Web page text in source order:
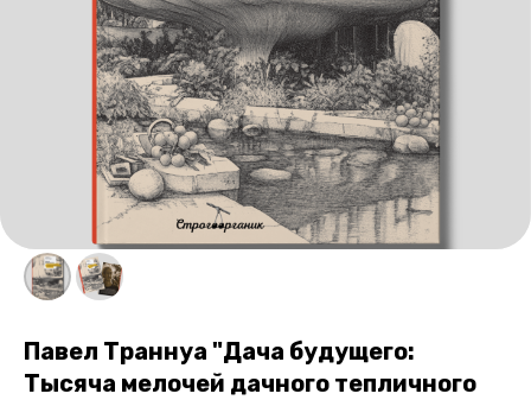
Павел Траннуа "Дача будущего:
Тысяча мелочей дачного тепличного